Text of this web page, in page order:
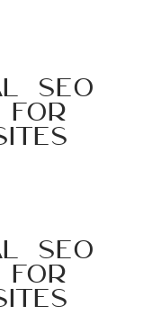
SEO
for
SEO
for